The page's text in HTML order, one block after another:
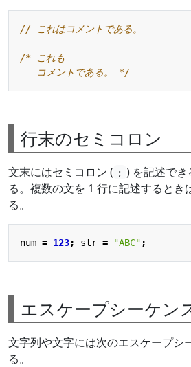
// これはコメントである。
   コメントである。 */
行末のセミコロン
文末にはセミコロン ( ; ) を記述で
る。複数の文を 1 行に記述するとき
る。
num = 123; str = "ABC" ;
エスケープシーケン
文字列や文字には次のエスケープシ
る。